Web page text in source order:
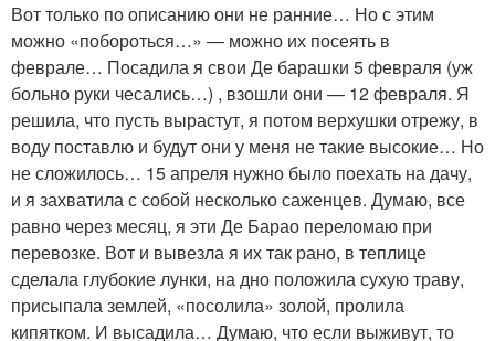
Вот только по описанию они не ранние… Но с этим
можно «побороться…» — можно их посеять в
феврале… Посадила я свои Де барашки 5 февраля (уж
больно руки чесались…) , взошли они — 12 февраля. Я
решила, что пусть вырастут, я потом верхушки отрежу, в
воду поставлю и будут они у меня не такие высокие… Но
не сложилось… 15 апреля нужно было поехать на дачу,
и я захватила с собой несколько саженцев. Думаю, все
равно через месяц, я эти Де Барао переломаю при
перевозке. Вот и вывезла я их так рано, в теплице
сделала глубокие лунки, на дно положила сухую траву,
присыпала землей, «посолила» золой, пролила
кипятком. И высадила… Думаю, что если выживут, то